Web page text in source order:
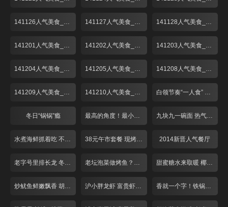
141126人气美食_001 141127人气美食_001 141128人气美食_001
141201人气美食_001 141202人气美食_001 141203人气美食_001
141204人气美食_001 141205人气美食_001 141208人气美食_001
141209人气美食_001 141210人气美食_001 白领节奏“一人食” 荤素搭配翻花样！
冬日“锅锅”瘾 最高的角度！最小的空间！这个餐厅不简单 九块九一碗面 热气腾腾香辣酥
水煮海鲜抓着吃 不装淑女做“汉子” 38元午市套餐 现烤匹萨对折卖 2014新晋人气餐厅
老字号里排长龙 冬至吃碗“暖汤圆”！ 老坛泡菜做烤鱼？重庆奶奶好手艺 甜蜜糖水来取暖 椰皇用来煮汤圆？
炒鱿鱼鲜嫩飘香 胡椒饼芝士爆浆 沪小胖龙虾 富贵虾 适合夜宵聚会 香就一个字！铁锅烧制锅巴饭！